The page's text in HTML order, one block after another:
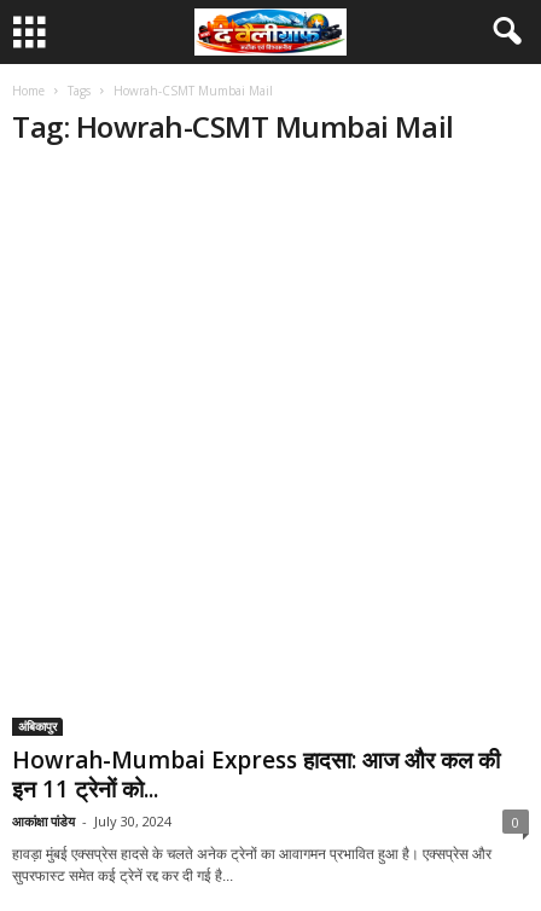
Home Tags Howrah-CSMT Mumbai Mail
Tag: Howrah-CSMT Mumbai Mail
अंबिकापुर
Howrah-Mumbai Express हादसा: आज और कल की
इन 11 ट्रेनों को...
आकांक्षा पांडेय - July 30, 2024 0
हावड़ा मुंबई एक्सप्रेस हादसे के चलते अनेक ट्रेनों का आवागमन प्रभावित हुआ है। एक्सप्रेस और
सुपरफास्ट समेत कई ट्रेनें रद्द कर दी गई है...